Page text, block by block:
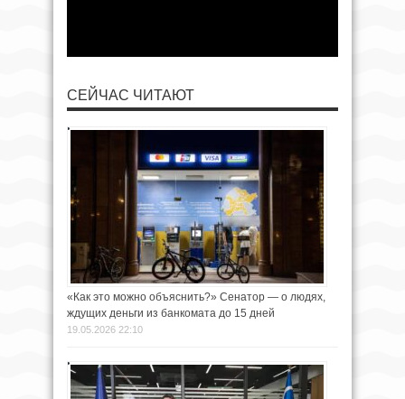
СЕЙЧАС ЧИТАЮТ
«Как это можно объяснить?» Сенатор — о людях,
ждущих деньги из банкомата до 15 дней
19.05.2026 22:10